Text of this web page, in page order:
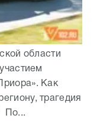
области
Как
трагедия
По...